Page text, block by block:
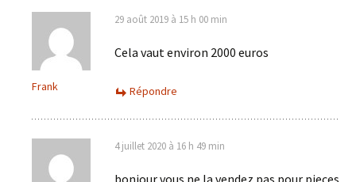
Frank
29 août 2019 à 15 h 00 min
Cela vaut environ 2000 euros
Répondre
4 juillet 2020 à 16 h 49 min